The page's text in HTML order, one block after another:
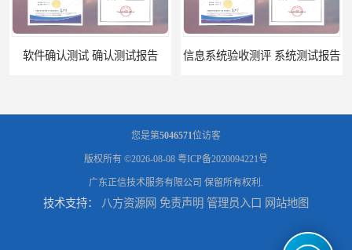
软件确认测试 确认测试报告 信息系统验收测评 系统测试报告
您是第5046571位访客
版权所有 ©2026-08-08 粤ICP备2020094221号
广东正信技术服务有限公司 保留所有权利.
技术支持： 八方资源网 免责声明 管理员入口 网站地图